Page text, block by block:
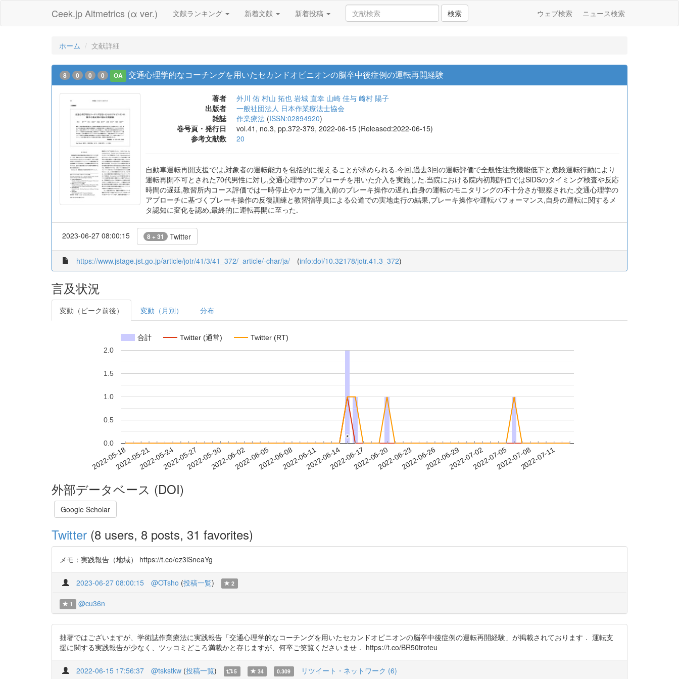
Ceek.jp Altmetrics (α ver.) 文献ランキング 新着文献 新着投稿 検索 ウェブ検索 ニュース検索
ホーム 文献詳細
8 0 0 0 OA 交通心理学的なコーチングを用いたセカンドオピニオンの脳卒中後症例の運転再開経験
著者 外川 佑 村山 拓也 岩城 直幸 山崎 佳与 﨑村 陽子
出版者
一般社団法人 日本作業療法士協会
雑誌
作業療法 (ISSN:02894920)
巻号頁・発行日
vol.41, no.3, pp.372-379, 2022-06-15 (Released:2022-06-15)
参考文献数
20
自動車運転再開支援では,対象者の運転能力を包括的に捉えることが求められる.今回,過去3回の運転評価で全般性注意機能低下と危険運転行動により
運転再開不可とされた70代男性に対し,交通心理学のアプローチを用いた介入を実施した.当院における院内初期評価ではSiDSのタイミング検査や反応
時間の遅延,教習所内コース評価では一時停止やカーブ進入前のブレーキ操作の遅れ,自身の運転のモニタリングの不十分さが観察された.交通心理学の
アプローチに基づくブレーキ操作の反復訓練と教習指導員による公道での実地走行の結果,ブレーキ操作や運転パフォーマンス,自身の運転に関するメ
タ認知に変化を認め,最終的に運転再開に至った.
2023-06-27 08:00:15 8 + 31 Twitter
https://www.jstage.jst.go.jp/article/jotr/41/3/41_372/_article/-char/ja/ (info:doi/10.32178/jotr.41.3_372)
言及状況
変動（ピーク前後） 変動（月別） 分布
合計 Twitter (通常) Twitter (RT)
2022-05-182022-05-212022-05-242022-05-272022-05-302022-06-022022-06-052022-06-082022-06-112022-06-142022-06-172022-06-202022-06-232022-06-262022-06-292022-07-022022-07-052022-07-082022-07-11
0.0
0.5
1.0
1.5
2.0
*
*
外部データベース (DOI)
Google Scholar
Twitter (8 users, 8 posts, 31 favorites)
メモ：実践報告（地域） https://t.co/ez3lSneaYg
2023-06-27 08:00:15 @OTsho (投稿一覧) 2
1 @cu36n
拙著ではございますが、学術誌作業療法に実践報告「交通心理学的なコーチングを用いたセカンドオピニオンの脳卒中後症例の運転再開経験」が掲載されております． 運転支
援に関する実践報告が少なく、ツッコミどころ満載かと存じますが、何卒ご笑覧くださいませ． https://t.co/BR50troteu
2022-06-15 17:56:37 @tskstkw (投稿一覧) 5 34 0.309 リツイート・ネットワーク (6)